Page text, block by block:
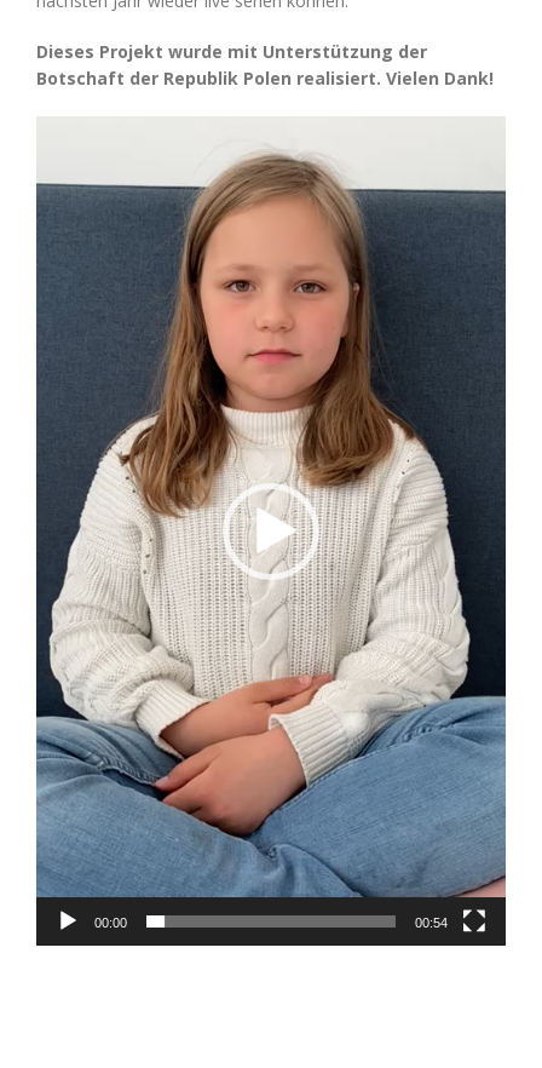
Dieses Projekt wurde mit Unterstützung der
Botschaft der Republik Polen realisiert. Vielen Dank!
00:00 00:54